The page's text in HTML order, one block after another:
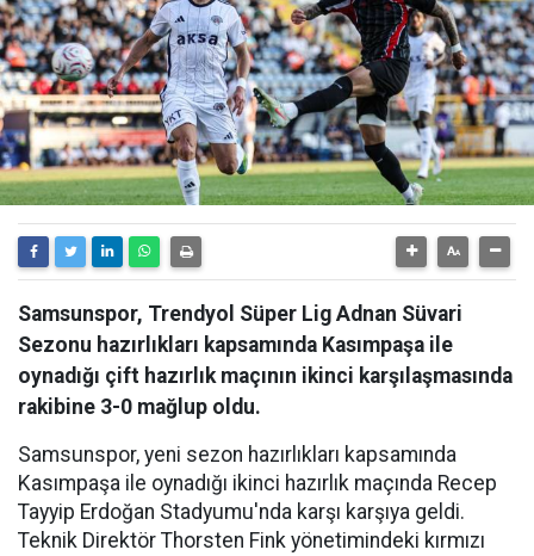
Samsunspor, Trendyol Süper Lig Adnan Süvari
Sezonu hazırlıkları kapsamında Kasımpaşa ile
oynadığı çift hazırlık maçının ikinci karşılaşmasında
rakibine 3-0 mağlup oldu.
Samsunspor, yeni sezon hazırlıkları kapsamında
Kasımpaşa ile oynadığı ikinci hazırlık maçında Recep
Tayyip Erdoğan Stadyumu'nda karşı karşıya geldi.
Teknik Direktör Thorsten Fink yönetimindeki kırmızı